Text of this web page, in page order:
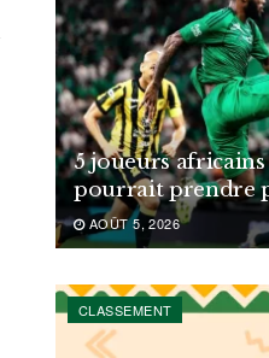
5 joueurs africains
pourrait prendre
AOÛT 5, 2026
CLASSEMENT